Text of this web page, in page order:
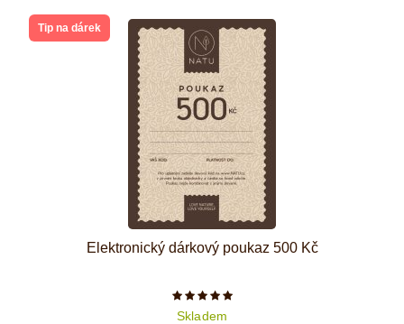
Tip na dárek
Elektronický dárkový poukaz 500 Kč
Počet hvězdiček je 5 z 5
Skladem